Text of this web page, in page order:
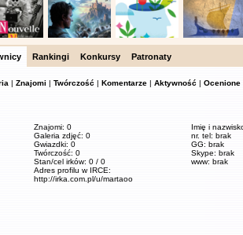
Rankingi Konkursy Patronaty
| Znajomi | Twórczość | Komentarze | Aktywność | Ocenione
Znajomi: 0
Galeria zdjęć: 0
Gwiazdki: 0
Twórczość: 0
Stan/cel irków: 0 / 0
Adres profilu w IRCE:
http://irka.com.pl/u/martaoo
Imię i
nr. tel: brak
GG: brak
Skype: brak
www: brak